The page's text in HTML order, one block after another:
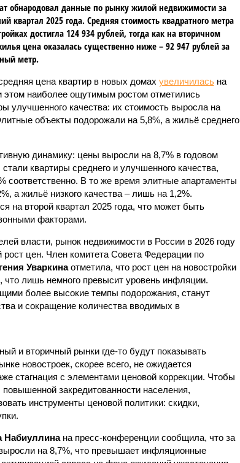
обнародовал данные по рынку жилой недвижимости за
квартал 2025 года. Средняя стоимость квадратного метра
достигла 124 934 рублей, тогда как на вторичном
цена оказалась существенно ниже – 92 947 рублей за
метр.
цена квартир в новых домах увеличиласьна
этом наиболее ощутимым ростом отметились
улучшенного качества: их стоимость выросла на
объекты подорожали на 5,8%, а жильё среднего
динамику: цены выросли на 8,7% в годовом
квартиры среднего и улучшенного качества,
соответственно. В то же время элитные апартаменты
а жильё низкого качества – лишь на 1,2%.
на второй квартал 2025 года, что может быть
факторами.
власти, рынок недвижимости в России в 2026 году
цен. Член комитета Совета Федерации по
Уваркинаотметила, что рост цен на новостройки
что лишь немного превысит уровень инфляции.
более высокие темпы подорожания, станут
и сокращение количества вводимых в
и вторичный рынки где-то будут показывать
новостроек, скорее всего, не ожидается
стагнация с элементами ценовой коррекции. Чтобы
закредитованности населения,
инструменты ценовой политики: скидки,
Набиуллинана пресс-конференции сообщила, что за
на 8,7%, что превышает инфляционные